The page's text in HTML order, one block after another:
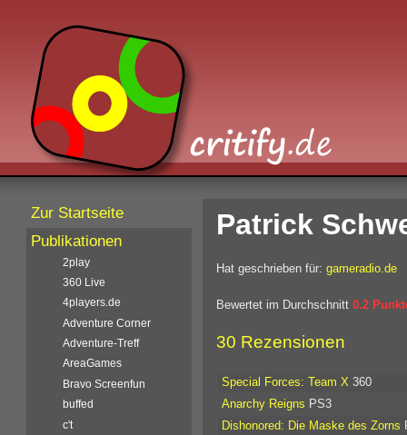
Patrick
Hat geschrieben für: gameradio.de
Bewertet im Durchschnitt 0.2
30 Rezensionen
Special Forces: Team X 360
Anarchy Reigns PS3
Dishonored: Die Maske des Zorns
Zur Startseite
Publikationen
2play
360 Live
4players.de
Adventure Corner
Adventure-Treff
AreaGames
Bravo Screenfun
buffed
c't